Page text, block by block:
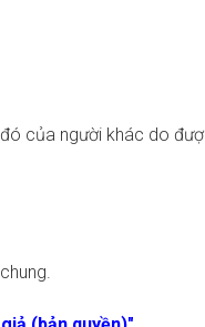
của người khác do